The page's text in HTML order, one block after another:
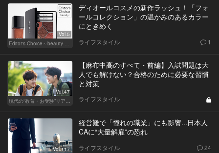
Vol.5
ディオールコスメの新作ラッシュ！「フォ
ールコレクション」の温かみのあるカラー
にときめく
ライフスタイル 1
Vol.47
【麻布中高のすべて・前編】入試問題は大
人でも解けない？合格のために必要な習慣
と対策
ライフスタイル
Vol.117
経営難で「憧れの職業」にも影響...日本人
CAに“大量解雇”の恐れ
ライフスタイル 24